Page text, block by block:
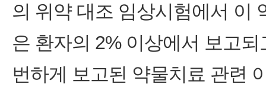
의 위약 대조 임상시험에서 이
은 환자의 2% 이상에서 보고
번하게 보고된 약물치료 관련